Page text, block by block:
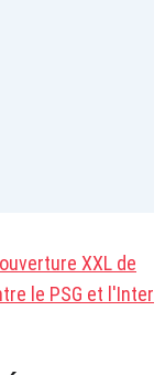
XXL de
le PSG et l'Inter